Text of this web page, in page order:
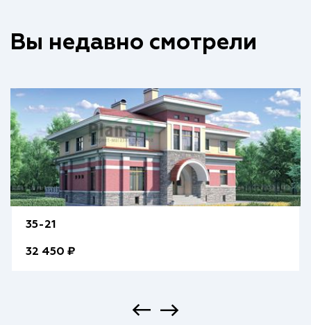
Вы недавно смотрели
35-21
32 450 ₽